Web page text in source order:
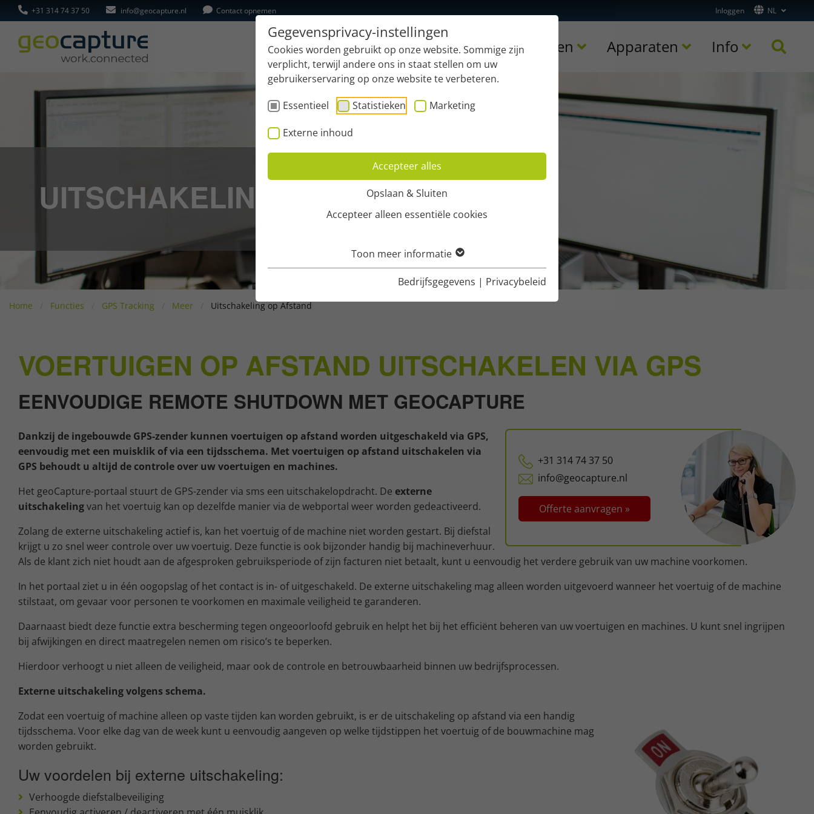
Gegevensprivacy-instellingen
Cookies worden gebruikt op onze website. Sommige zijn
verplicht, terwijl andere ons in staat stellen om uw
gebruikerservaring op onze website te verbeteren.
Essentieel
Statistieken Marketing
Externe inhoud
Accepteer alles
Opslaan & Sluiten
Accepteer alleen essentiële cookies
Toon meer informatie
Bedrijfsgegevens | Privacybeleid
+31 314 74 37 50 info@geocapture.nl Contact opnemen Inloggen NL
Nieuw: geonardo.ai Functies Sectoren Apparaten Info
UITSCHAKELING OP AFSTAND
Home Functies GPS Tracking Meer Uitschakeling op Afstand
VOERTUIGEN OP AFSTAND UITSCHAKELEN VIA GPS
EENVOUDIGE REMOTE SHUTDOWN MET GEOCAPTURE
+31 314 74 37 50
info@geocapture.nl
Offerte aanvragen »
Dankzij de ingebouwde GPS-zender kunnen voertuigen op afstand worden uitgeschakeld via GPS,
eenvoudig met een muisklik of via een tijdsschema. Met voertuigen op afstand uitschakelen via
GPS behoudt u altijd de controle over uw voertuigen en machines.
Het geoCapture-portaal stuurt de GPS-zender via sms een uitschakelopdracht. De externe
uitschakelingvan het voertuig kan op dezelfde manier via de webportal weer worden gedeactiveerd.
Zolang de externe uitschakeling actief is, kan het voertuig of de machine niet worden gestart. Bij diefstal
krijgt u zo snel weer controle over uw voertuig. Deze functie is ook bijzonder handig bij machineverhuur.
Als de klant zich niet houdt aan de afgesproken gebruiksperiode of zijn facturen niet betaalt, kunt u eenvoudig het verdere gebruik van uw machine voorkomen.
In het portaal ziet u in één oogopslag of het contact is in- of uitgeschakeld. De externe uitschakeling mag alleen worden uitgevoerd wanneer het voertuig of de machine
stilstaat, om gevaar voor personen te voorkomen en maximale veiligheid te garanderen.
Daarnaast biedt deze functie extra bescherming tegen ongeoorloofd gebruik en helpt het bij het efficiënt beheren van uw voertuigen en machines. U kunt snel ingrijpen
bij afwijkingen en direct maatregelen nemen om risico’s te beperken.
Hierdoor verhoogt u niet alleen de veiligheid, maar ook de controle en betrouwbaarheid binnen uw bedrijfsprocessen.
Externe uitschakeling volgens schema.
Zodat een voertuig of machine alleen op vaste tijden kan worden gebruikt, is er de uitschakeling op afstand via een handig
tijdsschema. Voor elke dag van de week kunt u eenvoudig aangeven op welke tijdstippen het voertuig of de bouwmachine mag
worden gebruikt.
Uw voordelen bij externe uitschakeling:
Verhoogde diefstalbeveiliging